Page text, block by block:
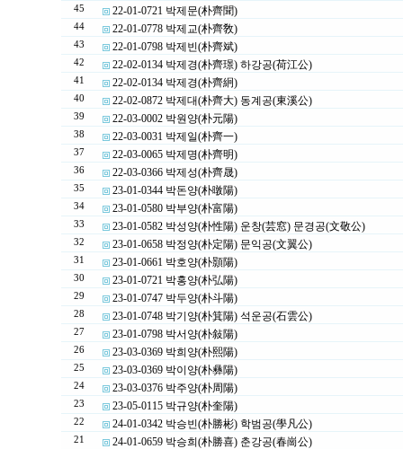
45 22-01-0721 박제문(朴齊聞)
44 22-01-0778 박제교(朴齊敎)
43 22-01-0798 박제빈(朴齊斌)
42 22-02-0134 박제경(朴齊璟) 하강공(荷江公)
41 22-02-0134 박제경(朴齊絅)
40 22-02-0872 박제대(朴齊大) 동계공(東溪公)
39 22-03-0002 박원양(朴元陽)
38 22-03-0031 박제일(朴齊一)
37 22-03-0065 박제명(朴齊明)
36 22-03-0366 박제성(朴齊晟)
35 23-01-0344 박돈양(朴暾陽)
34 23-01-0580 박부양(朴富陽)
33 23-01-0582 박성양(朴性陽) 운창(芸窓) 문경공(文敬公)
32 23-01-0658 박정양(朴定陽) 문익공(文翼公)
31 23-01-0661 박호양(朴顥陽)
30 23-01-0721 박홍양(朴弘陽)
29 23-01-0747 박두양(朴斗陽)
28 23-01-0748 박기양(朴箕陽) 석운공(石雲公)
27 23-01-0798 박서양(朴敍陽)
26 23-03-0369 박희양(朴熙陽)
25 23-03-0369 박이양(朴彝陽)
24 23-03-0376 박주양(朴周陽)
23 23-05-0115 박규양(朴奎陽)
22 24-01-0342 박승빈(朴勝彬) 학범공(學凡公)
21 24-01-0659 박승희(朴勝喜) 춘강공(春崗公)